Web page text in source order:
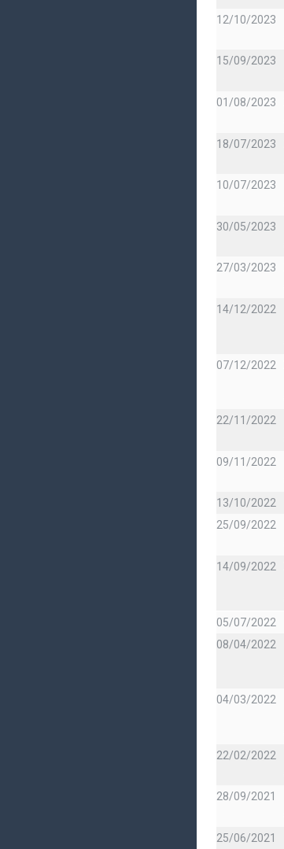
12/10/2023
15/09/2023
01/08/2023
18/07/2023
10/07/2023
30/05/2023
27/03/2023
14/12/2022
07/12/2022
22/11/2022
09/11/2022
13/10/2022
25/09/2022
14/09/2022
05/07/2022
08/04/2022
04/03/2022
22/02/2022
28/09/2021
25/06/2021